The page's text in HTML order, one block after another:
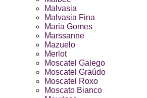
Malvasia
Malvasia Fina
Maria Gomes
Marssanne
Mazuelo
Merlot
Moscatel Galego
Moscatel Graúdo
Moscatel Roxo
Moscato Bianco